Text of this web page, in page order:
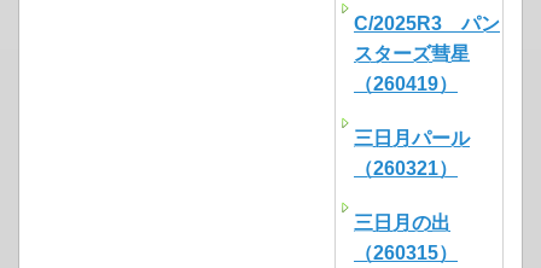
C/2025R3 パン
スターズ彗星
（260419）
三日月パール
（260321）
三日月の出
（260315）